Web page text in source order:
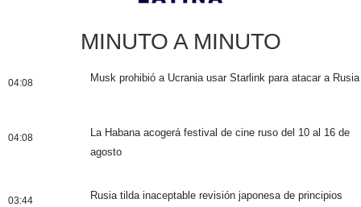
MINUTO A MINUTO
04:08 Musk prohibió a Ucrania usar Starlink para atacar a Rusia
04:08
La Habana acogerá festival de cine ruso del 10 al 16 de
agosto
03:44
Rusia tilda inaceptable revisión japonesa de principios